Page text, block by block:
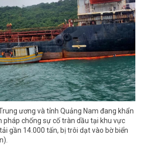
ương và tỉnh Quảng Nam đang khẩn
pháp chống sự cố tràn dầu tại khu vực
gần 14.000 tấn, bị trôi dạt vào bờ biển